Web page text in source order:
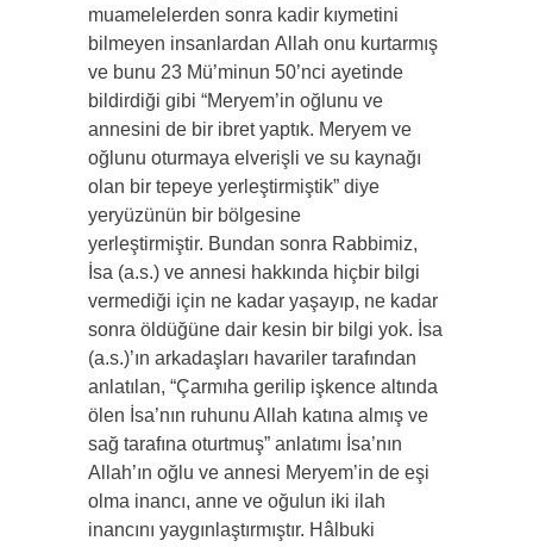
muamelelerden sonra kadir kıymetini
bilmeyen insanlardan Allah onu kurtarmış
ve bunu 23 Mü’minun 50’nci ayetinde
bildirdiği gibi “Meryem’in oğlunu ve
annesini de bir ibret yaptık. Meryem ve
oğlunu oturmaya elverişli ve su kaynağı
olan bir tepeye yerleştirmiştik” diye
yeryüzünün bir bölgesine
yerleştirmiştir. Bundan sonra Rabbimiz,
İsa (a.s.) ve annesi hakkında hiçbir bilgi
vermediği için ne kadar yaşayıp, ne kadar
sonra öldüğüne dair kesin bir bilgi yok. İsa
(a.s.)’ın arkadaşları havariler tarafından
anlatılan, “Çarmıha gerilip işkence altında
ölen İsa’nın ruhunu Allah katına almış ve
sağ tarafına oturtmuş” anlatımı İsa’nın
Allah’ın oğlu ve annesi Meryem’in de eşi
olma inancı, anne ve oğulun iki ilah
inancını yaygınlaştırmıştır. Hâlbuki